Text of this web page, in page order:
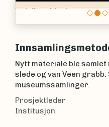
Campylaspis
Nytt materiale ble samlet
slede og van Veen grabb.
museumssamlinger.
Prosjektleder
Institusjon